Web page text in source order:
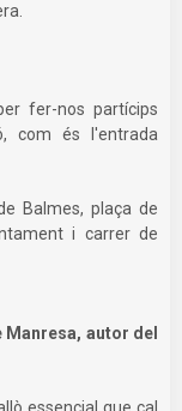
fer-nos partícips
com és l'entrada
Balmes, plaça de
i carrer de
Manresa, autor del